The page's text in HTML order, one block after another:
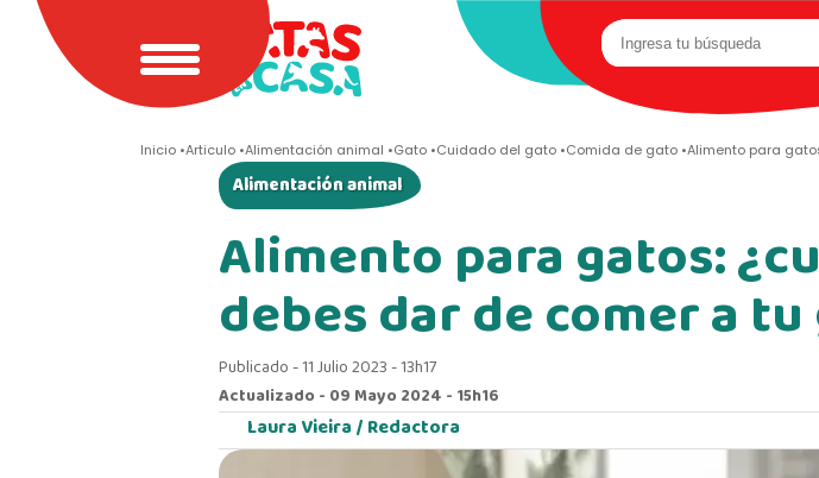
Inicio Articulo Alimentación animal Gato Cuidado del gato Comida de gato Alimento para
Alimentación animal
Alimento para gatos:
debes dar de comer a
Publicado - 11 Julio 2023 - 13h17
Actualizado - 09 Mayo 2024 - 15h16
Laura Vieira /Redactora